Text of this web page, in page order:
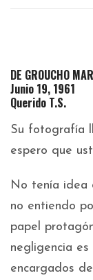
DE GROUCHO
Junio 19, 1961
Querido T.S.
Su fotografía
espero que
No tenía idea
no entiendo
papel
negligencia
encargados